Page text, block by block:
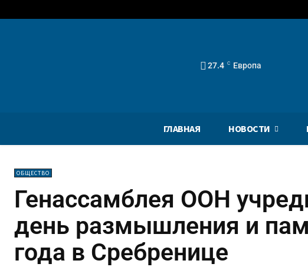
27.4 C Европа
ГЛАВНАЯ НОВОСТИ
ОБЩЕСТВО
Генассамблея ООН
день размышления и
года в Сребренице